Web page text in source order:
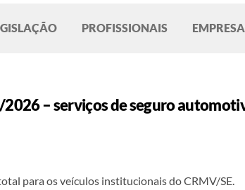
PROFISSIONAIS
2026 – serviços de seguro
para os veículos institucionais do CRMV/SE.